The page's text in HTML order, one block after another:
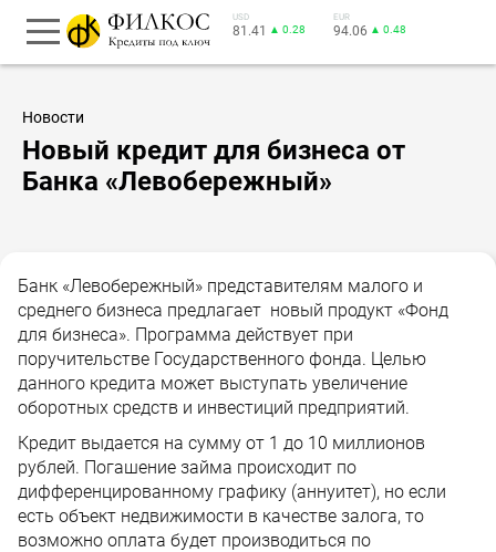
USD
81.41 ▲ 0.28
EUR
94.06 ▲ 0.48
Новости
Новый кредит для бизнеса от
Банка «Левобережный»
Банк «Левобережный» представителям малого и
среднего бизнеса предлагает новый продукт «Фонд
для бизнеса». Программа действует при
поручительстве Государственного фонда. Целью
данного кредита может выступать увеличение
оборотных средств и инвестиций предприятий.
Кредит выдается на сумму от 1 до 10 миллионов
рублей. Погашение займа происходит по
дифференцированному графику (аннуитет), но если
есть объект недвижимости в качестве залога, то
возможно оплата будет производиться по